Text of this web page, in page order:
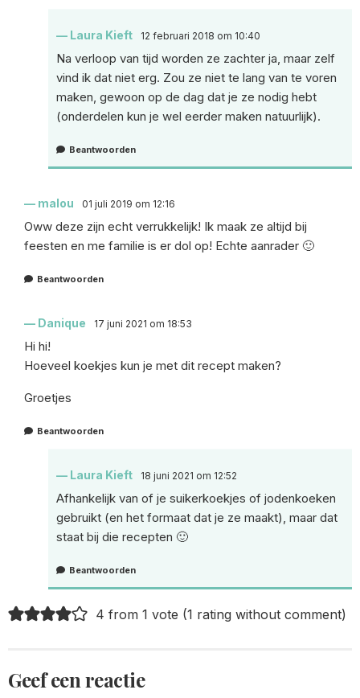
Laura Kieft 12 februari 2018 om 10:40
Na verloop van tijd worden ze zachter ja, maar zelf
vind ik dat niet erg. Zou ze niet te lang van te voren
maken, gewoon op de dag dat je ze nodig hebt
(onderdelen kun je wel eerder maken natuurlijk).
Beantwoorden
malou 01 juli 2019 om 12:16
Oww deze zijn echt verrukkelijk! Ik maak ze altijd bij
feesten en me familie is er dol op! Echte aanrader 🙂
Beantwoorden
Danique 17 juni 2021 om 18:53
Hi hi!
Hoeveel koekjes kun je met dit recept maken?
Groetjes
Beantwoorden
Laura Kieft 18 juni 2021 om 12:52
Afhankelijk van of je suikerkoekjes of jodenkoeken
gebruikt (en het formaat dat je ze maakt), maar dat
staat bij die recepten 🙂
Beantwoorden
4 from 1 vote (1 rating without comment)
Geef een reactie